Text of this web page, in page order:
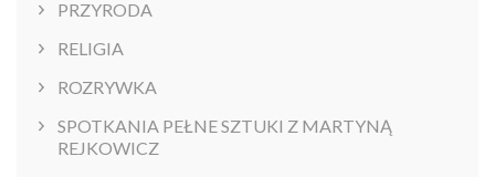
PRZYRODA
RELIGIA
ROZRYWKA
SPOTKANIA PEŁNE SZTUKI Z MARTYNĄ
REJKOWICZ